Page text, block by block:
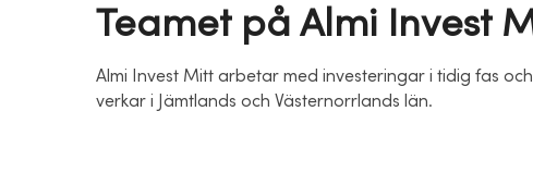
Teamet på Almi Invest
Almi Invest Mitt arbetar med investeringar i tidig fas
verkar i Jämtlands och Västernorrlands län.